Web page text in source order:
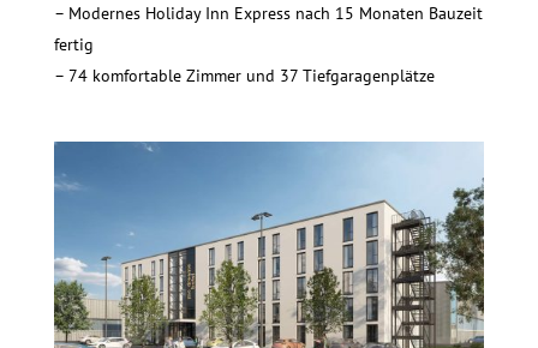
– Modernes Holiday Inn Express nach 15 Monaten Bauzeit
fertig
– 74 komfortable Zimmer und 37 Tiefgaragenplätze